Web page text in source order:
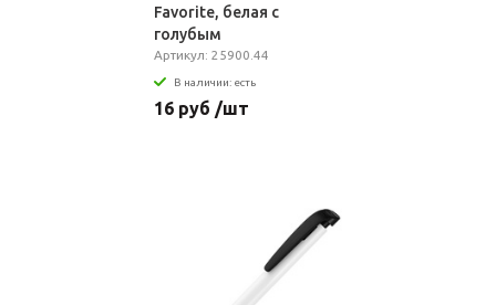
Favorite, белая с
голубым
Артикул: 25900.44
В наличии: есть
16 руб /шт